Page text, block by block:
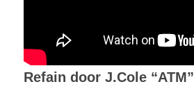
Refain door J.Cole “ATM”